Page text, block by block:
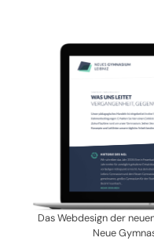
Das Webdesign der
Neue